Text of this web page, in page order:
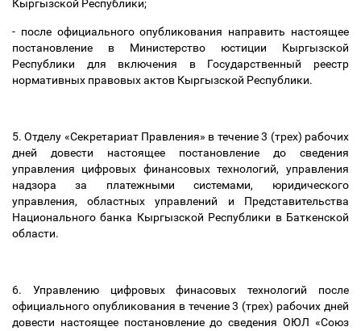
Кыргызской Республики;
- после официального опубликования направить настоящее
постановление в Министерство юстиции Кыргызской
Республики для включения в Государственный реестр
нормативных правовых актов Кыргызской Республики.
5. Отделу «Секретариат Правления» в течение 3 (трех) рабочих
дней довести настоящее постановление до сведения
управления цифровых финансовых технологий, управления
надзора за платежными системами, юридического
управления, областных управлений и Представительства
Национального банка Кыргызской Республики в Баткенской
области.
6. Управлению цифровых финасовых технологий после
официального опубликования в течение 3 (трех) рабочих дней
довести настоящее постановление до сведения ОЮЛ «Союз